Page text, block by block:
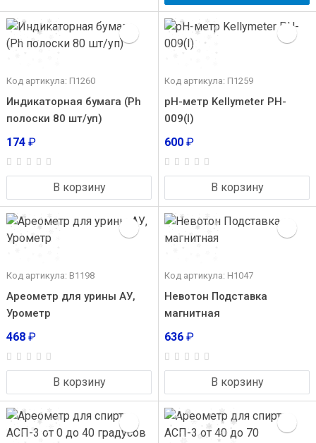
Код артикула: П1260
Индикаторная бумага (Ph
полоски 80 шт/уп)
174 ₽
В корзину
Код артикула: П1259
pH-метр Kellymeter PH-
009(I)
600 ₽
В корзину
Код артикула: В1198
Ареометр для урины АУ,
Урометр
468 ₽
В корзину
Код артикула: Н1047
Невотон Подставка
магнитная
636 ₽
В корзину